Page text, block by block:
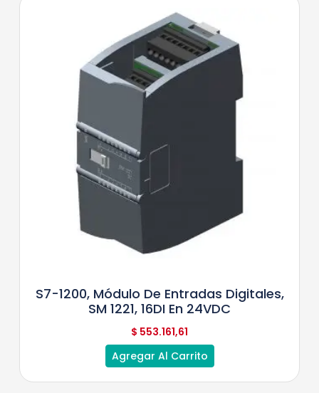
S7-1200, Módulo De Entradas Digitales,
SM 1221, 16DI En 24VDC
$ 553.161,61
Agregar Al Carrito